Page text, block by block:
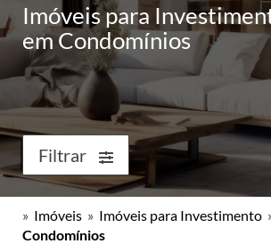
Imóveis para
em Condomínios
Filtrar
» Imóveis » Imóveis para Investimento
Condomínios